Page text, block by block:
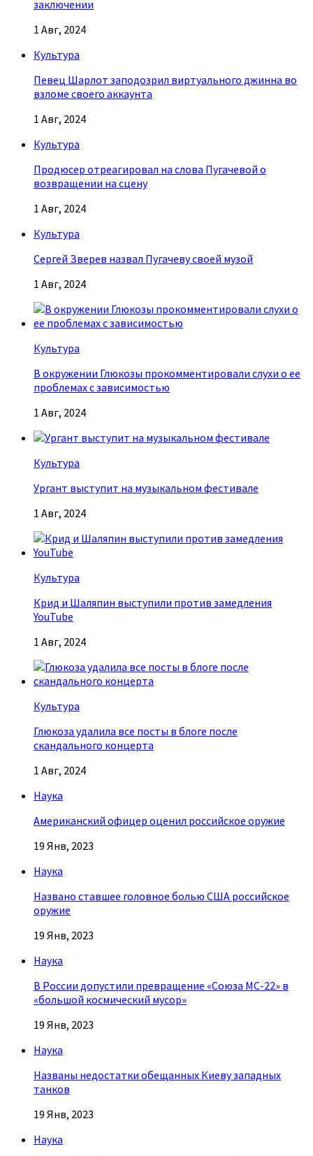
заключении
1 Авг, 2024
Культура
Певец Шарлот заподозрил виртуального джинна во
взломе своего аккаунта
1 Авг, 2024
Культура
Продюсер отреагировал на слова Пугачевой о
возвращении на сцену
1 Авг, 2024
Культура
Сергей Зверев назвал Пугачеву своей музой
1 Авг, 2024
Культура
В окружении Глюкозы прокомментировали слухи о ее
проблемах с зависимостью
1 Авг, 2024
Культура
Ургант выступит на музыкальном фестивале
1 Авг, 2024
Культура
Крид и Шаляпин выступили против замедления
YouTube
1 Авг, 2024
Культура
Глюкоза удалила все посты в блоге после
скандального концерта
1 Авг, 2024
Наука
Американский офицер оценил российское оружие
19 Янв, 2023
Наука
Названо ставшее головное болью США российское
оружие
19 Янв, 2023
Наука
В России допустили превращение «Союза МС-22» в
«большой космический мусор»
19 Янв, 2023
Наука
Названы недостатки обещанных Киеву западных
танков
19 Янв, 2023
Наука